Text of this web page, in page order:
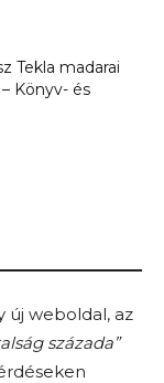
Tekla madarai
Könyv- és
új weboldal, az
százada”